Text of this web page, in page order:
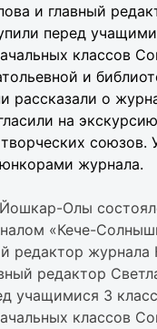
и главный
перед
классов
и
рассказали о
на
союзов.
журнала.
Олы
«Кече-
редактор журнала
редактор
учащимися 3
классов